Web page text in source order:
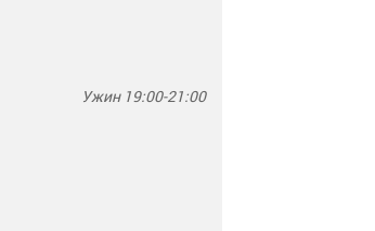
Ужин 19:00-21:00